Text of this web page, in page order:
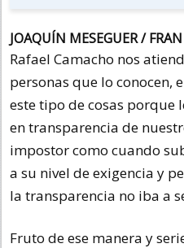
JOAQUÍN MESEGUER /
Rafael Camacho nos
personas que lo conocen,
este tipo de cosas porque
en transparencia de
impostor como cuando
a su nivel de exigencia y
la transparencia no iba a
Fruto de ese manera y